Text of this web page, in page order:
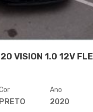
VISION 1.0 12V
PRETO
Ano
2020